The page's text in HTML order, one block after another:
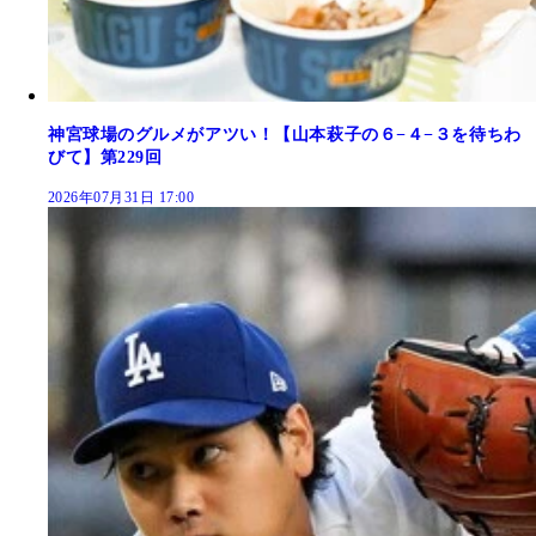
神宮球場のグルメがアツい！【山本萩子の６−４−３を待ちわ
びて】第229回
2026年07月31日 17:00